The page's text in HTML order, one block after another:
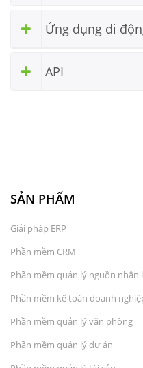
Ứng dụng di
API
SẢN PHẨM
Giải pháp ERP
Phần mềm CRM
Phần mềm quản lý nguồn nhân
Phần mềm kế toán doanh
Phần mềm quản lý văn phòng
Phần mềm quản lý dự án